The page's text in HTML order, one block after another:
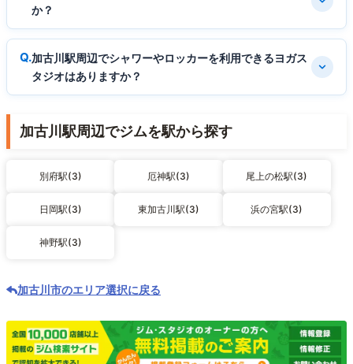
か？
加古川駅周辺でシャワーやロッカーを利用できるヨガス
タジオはありますか？
加古川駅周辺でジムを駅から探す
別府駅(3) 厄神駅(3) 尾上の松駅(3)
日岡駅(3) 東加古川駅(3) 浜の宮駅(3)
神野駅(3)
加古川市のエリア選択に戻る